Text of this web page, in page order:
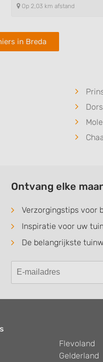
Op 2,03 km afstand
in Breda
Ontvang elke
Verzorgingstips voor
Inspiratie voor uw
De belangrijkste
Flevoland
Gelderland